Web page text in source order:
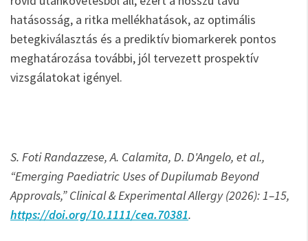
hatásosság, a ritka mellékhatások, az optimális
betegkiválasztás és a prediktív biomarkerek pontos
meghatározása további, jól tervezett prospektív
vizsgálatokat igényel.
S. Foti Randazzese,A. Calamita, D. D'Angelo, et al.,
“Emerging Paediatric Uses of Dupilumab Beyond
Approvals,” Clinical & Experimental Allergy (2026): 1–15,
https://doi.org/10.1111/cea.70381.